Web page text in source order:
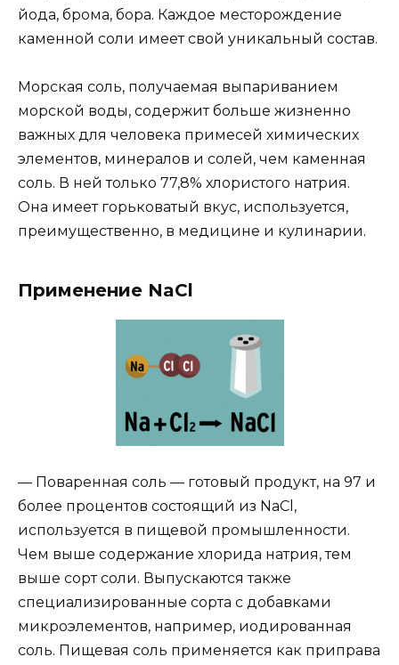
йода, брома, бора. Каждое месторождение
каменной соли имеет свой уникальный состав.
Морская соль, получаемая выпариванием
морской воды, содержит больше жизненно
важных для человека примесей химических
элементов, минералов и солей, чем каменная
соль. В ней только 77,8% хлористого натрия.
Она имеет горьковатый вкус, используется,
преимущественно, в медицине и кулинарии.
Применение NaCl
— Поваренная соль — готовый продукт, на 97 и
более процентов состоящий из NaCl,
используется в пищевой промышленности.
Чем выше содержание хлорида натрия, тем
выше сорт соли. Выпускаются также
специализированные сорта с добавками
микроэлементов, например, иодированная
соль. Пищевая соль применяется как приправа